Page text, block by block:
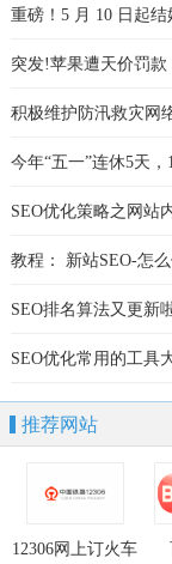
重磅！5 月 10 日起
突发!苹果遭天价罚款
积极维护防汛救灾网
今年“五一”连休5天
SEO优化策略之网站
教程： 新站SEO-怎
SEO排名算法又更新
SEO优化常用的工具
推荐网站
12306网上订火车